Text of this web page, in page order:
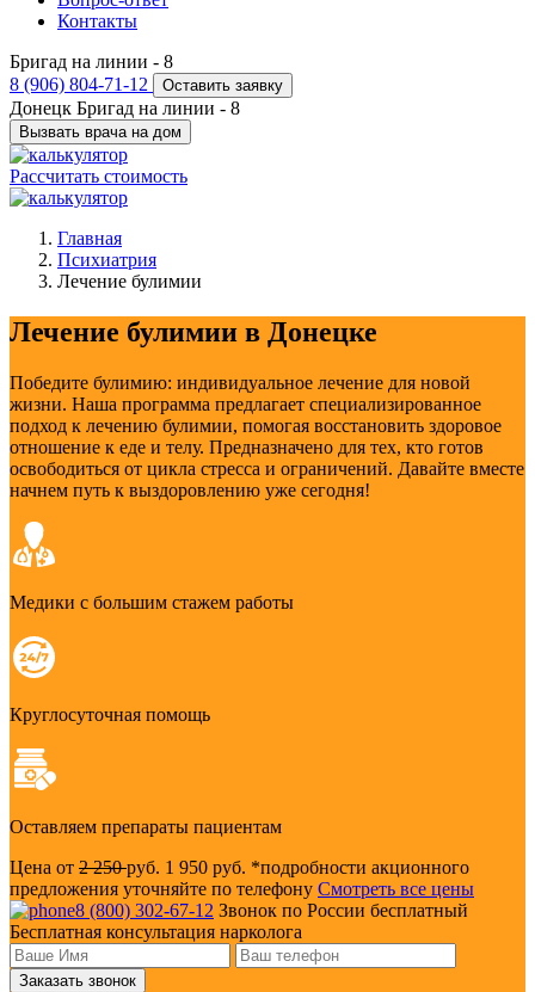
Контакты
Бригад на линии - 8
8 (906) 804-71-12
Оставить заявку
Донецк Бригад на линии - 8
Вызвать врача на дом
Рассчитать стоимость
Главная
Психиатрия
Лечение булимии
Лечение булимии в Донецке
Победите булимию: индивидуальное лечение для новой
жизни. Наша программа предлагает специализированное
подход к лечению булимии, помогая восстановить здоровое
отношение к еде и телу. Предназначено для тех, кто готов
освободиться от цикла стресса и ограничений. Давайте вместе
начнем путь к выздоровлению уже сегодня!
Медики с большим стажем работы
Круглосуточная помощь
Оставляем препараты пациентам
Цена от 2 250руб. 1 950 руб. *подробности акционного
предложения уточняйте по телефону Смотреть все цены
8 (800) 302-67-12 Звонок по России бесплатный
Бесплатная консультация нарколога
Заказать звонок